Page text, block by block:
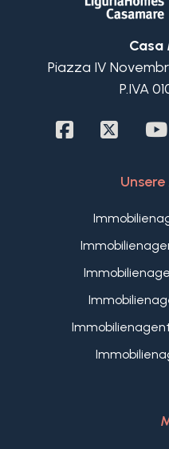
di Alassio bieten,
Fenster. Auf der
Gästezimmer oder
Dank der
Geschäfte,
Casa
Piazza IV
P.IVA